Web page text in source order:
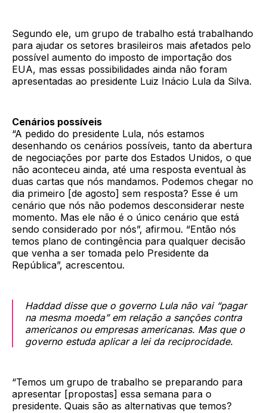
Segundo ele, um grupo de trabalho está trabalhando
para ajudar os setores brasileiros mais afetados pelo
possível aumento do imposto de importação dos
EUA, mas essas possibilidades ainda não foram
apresentadas ao presidente Luiz Inácio Lula da Silva.
Cenários possíveis
“A pedido do presidente Lula, nós estamos
desenhando os cenários possíveis, tanto da abertura
de negociações por parte dos Estados Unidos, o que
não aconteceu ainda, até uma resposta eventual às
duas cartas que nós mandamos. Podemos chegar no
dia primeiro [de agosto] sem resposta? Esse é um
cenário que nós não podemos desconsiderar neste
momento. Mas ele não é o único cenário que está
sendo considerado por nós”, afirmou. “Então nós
temos plano de contingência para qualquer decisão
que venha a ser tomada pelo Presidente da
República”, acrescentou.
Haddad disse que o governo Lula não vai “pagar
na mesma moeda” em relação a sanções contra
americanos ou empresas americanas. Mas que o
governo estuda aplicar a lei da reciprocidade.
“Temos um grupo de trabalho se preparando para
apresentar [propostas] essa semana para o
presidente. Quais são as alternativas que temos?